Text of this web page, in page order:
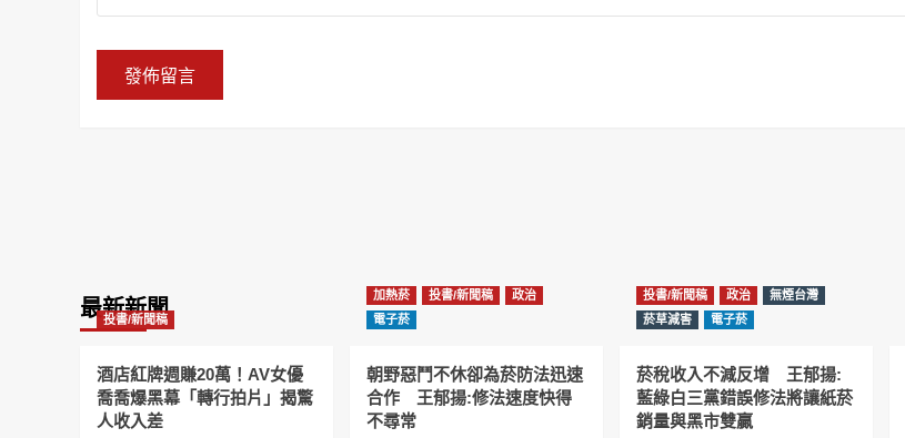
最新新聞
投書/新聞稿
酒店紅牌週賺20萬！AV女優
喬喬爆黑幕「轉行拍片」揭驚
人收入差
加熱菸 投書/新聞稿
政治
電子菸
朝野惡鬥不休卻為菸防法迅速
合作 王郁揚:修法速度快得
不尋常
投書/新聞稿 政治
無煙台灣
菸草減害
電子菸
菸稅收入不減反增 王郁揚:
藍綠白三黨錯誤修法將讓紙菸
銷量與黑市雙贏